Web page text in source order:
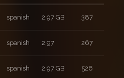
spanish 2,97 GB 387
spanish 2,97 267
spanish 2,97 GB 526